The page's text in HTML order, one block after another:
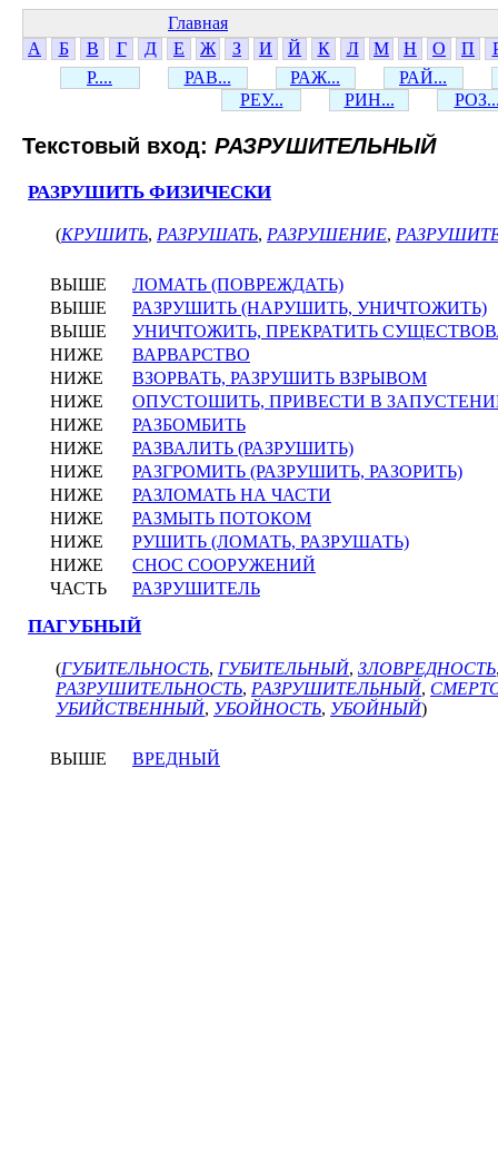
Главная
А
Б В Г Д Е Ж З И Й К Л М Н О П
Р....
РАВ... РАЖ...
РАЙ...
РЕУ...
РИН...
Текстовый вход: РАЗРУШИТЕЛЬНЫЙ
РАЗРУШИТЬ ФИЗИЧЕСКИ
(КРУШИТЬ, РАЗРУШАТЬ, РАЗРУШЕНИЕ,
ВЫШЕ
ЛОМАТЬ (ПОВРЕЖДАТЬ)
ВЫШЕ
РАЗРУШИТЬ (НАРУШИТЬ, УНИЧТОЖИТЬ)
ВЫШЕ
УНИЧТОЖИТЬ, ПРЕКРАТИТЬ
НИЖЕ
ВАРВАРСТВО
НИЖЕ
ВЗОРВАТЬ, РАЗРУШИТЬ ВЗРЫВОМ
НИЖЕ
ОПУСТОШИТЬ, ПРИВЕСТИ В
НИЖЕ
РАЗБОМБИТЬ
НИЖЕ
РАЗВАЛИТЬ (РАЗРУШИТЬ)
НИЖЕ
РАЗГРОМИТЬ (РАЗРУШИТЬ, РАЗОРИТЬ)
НИЖЕ
РАЗЛОМАТЬ НА ЧАСТИ
НИЖЕ
РАЗМЫТЬ ПОТОКОМ
НИЖЕ
РУШИТЬ (ЛОМАТЬ, РАЗРУШАТЬ)
НИЖЕ
СНОС СООРУЖЕНИЙ
ЧАСТЬ
РАЗРУШИТЕЛЬ
ПАГУБНЫЙ
(ГУБИТЕЛЬНОСТЬ, ГУБИТЕЛЬНЫЙ, ЗЛОВРЕДНОСТЬ
РАЗРУШИТЕЛЬНОСТЬ, РАЗРУШИТЕЛЬНЫЙ,
УБИЙСТВЕННЫЙ, УБОЙНОСТЬ, УБОЙНЫЙ)
ВЫШЕ ВРЕДНЫЙ